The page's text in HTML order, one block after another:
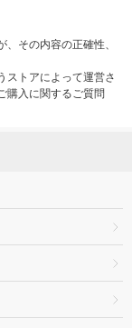
その内容の正確性、
ストアによって運営さ
購入に関するご質問